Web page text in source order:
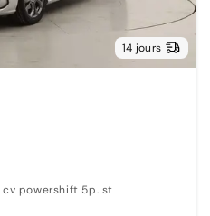
14 jours
powershift 5p. st